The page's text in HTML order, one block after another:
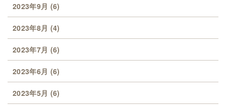
2023年9月 (6)
2023年8月 (4)
2023年7月 (6)
2023年6月 (6)
2023年5月 (6)